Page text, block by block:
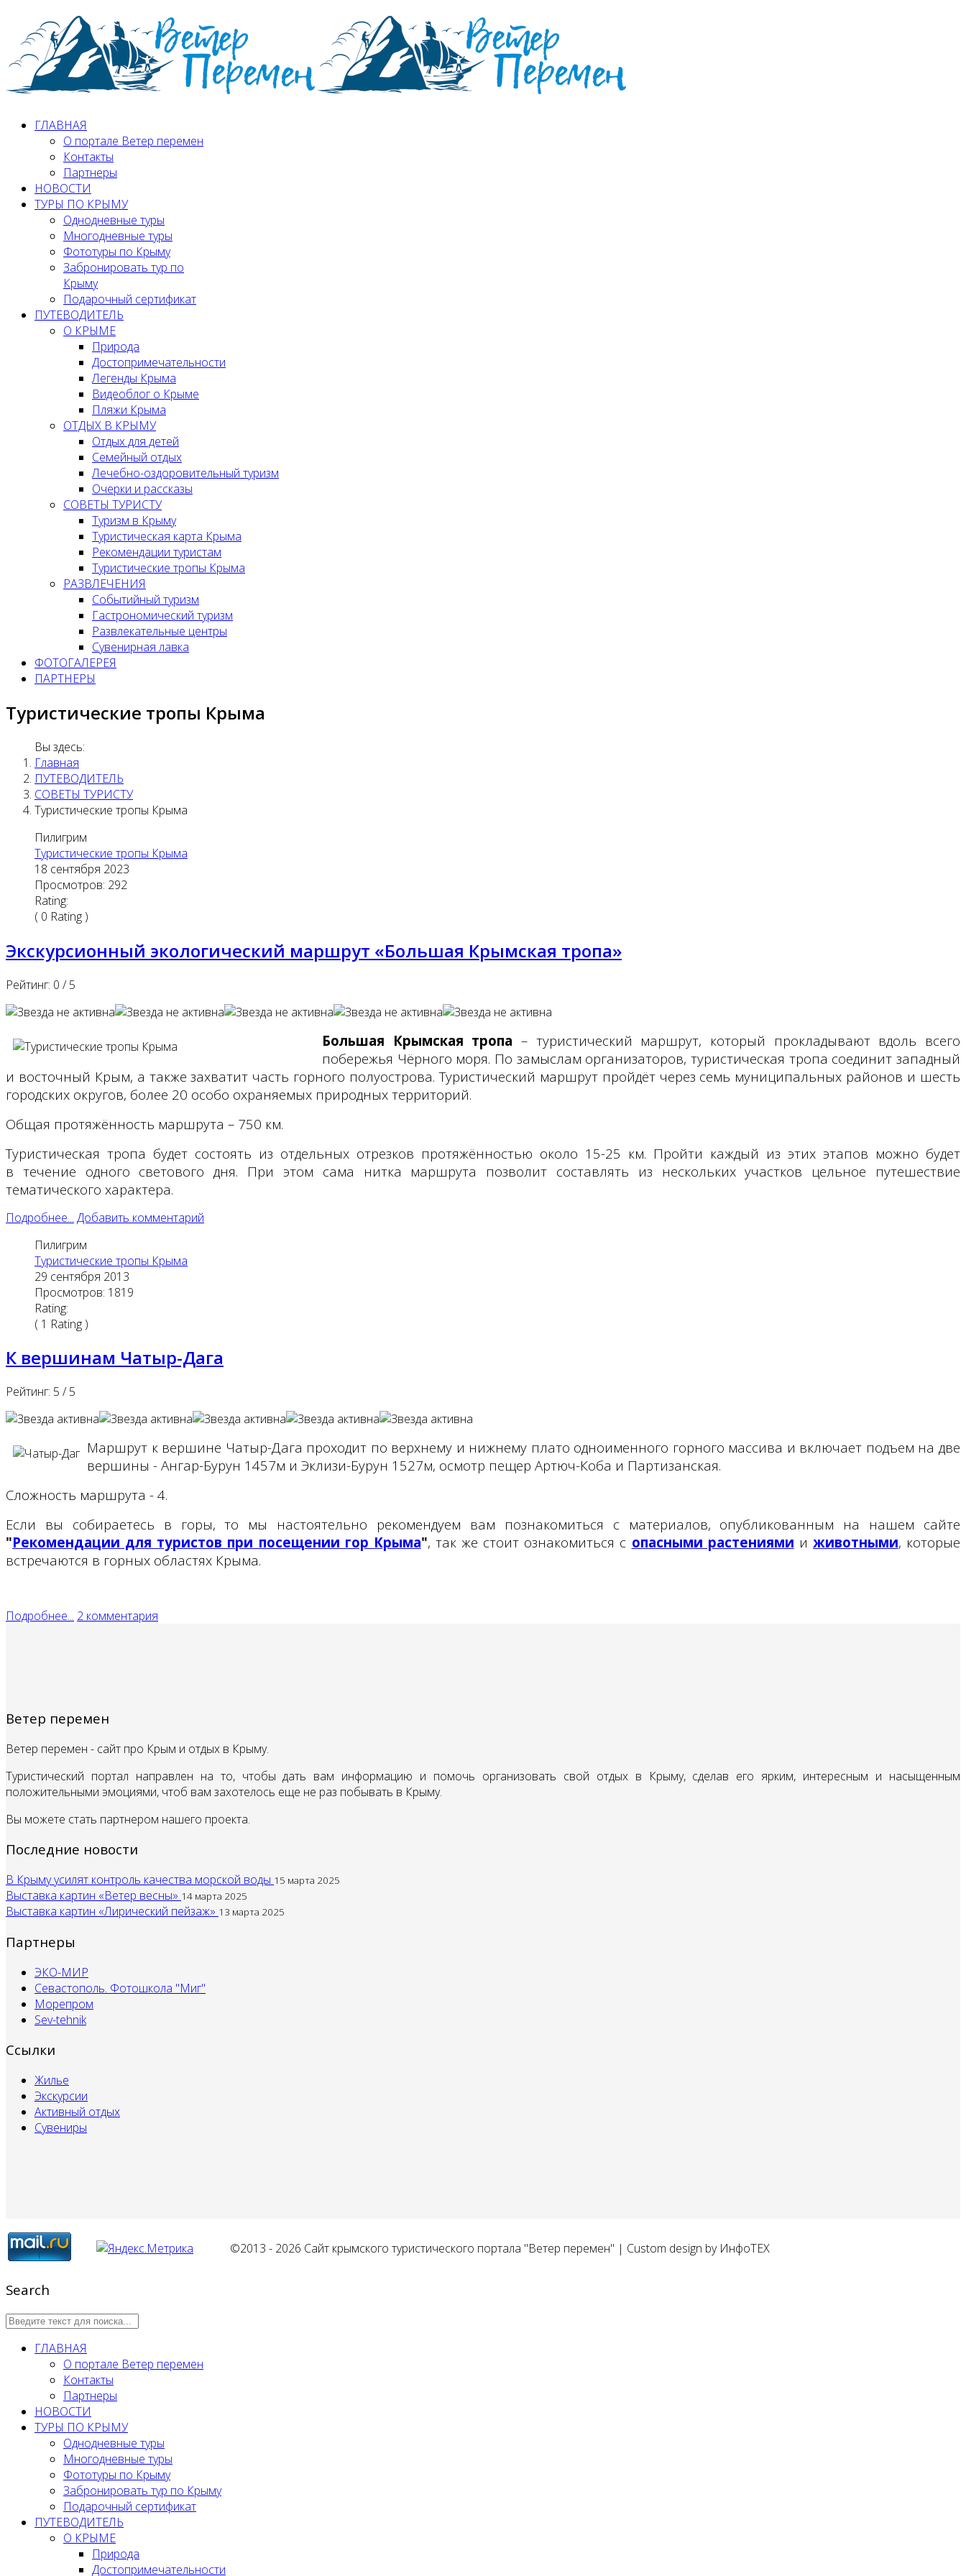
ГЛАВНАЯ
О портале Ветер перемен
Контакты
Партнеры
НОВОСТИ
ТУРЫ ПО КРЫМУ
Однодневные туры
Многодневные туры
Фототуры по Крыму
Забронировать тур по
Крыму
Подарочный сертификат
ПУТЕВОДИТЕЛЬ
О КРЫМЕ
Природа
Достопримечательности
Легенды Крыма
Видеоблог о Крыме
Пляжи Крыма
ОТДЫХ В КРЫМУ
Отдых для детей
Семейный отдых
Лечебно-оздоровительный туризм
Очерки и рассказы
СОВЕТЫ ТУРИСТУ
Туризм в Крыму
Туристическая карта Крыма
Рекомендации туристам
Туристические тропы Крыма
РАЗВЛЕЧЕНИЯ
Событийный туризм
Гастрономический туризм
Развлекательные центры
Сувенирная лавка
ФОТОГАЛЕРЕЯ
ПАРТНЕРЫ
Туристические тропы Крыма
Вы здесь:
Главная
ПУТЕВОДИТЕЛЬ
СОВЕТЫ ТУРИСТУ
Туристические тропы Крыма
Пилигрим
Туристические тропы Крыма
18 сентября 2023
Просмотров: 292
Rating:
( 0 Rating )
Экскурсионный экологический маршрут «Большая Крымская тропа»
Рейтинг: 0 /5
Большая Крымская тропа – туристический маршрут, который прокладывают вдоль всего
побережья Чёрного моря. По замыслам организаторов, туристическая тропа соединит западный
и восточный Крым, а также захватит часть горного полуострова. Туристический маршрут пройдёт через семь муниципальных районов и шесть
городских округов, более 20 особо охраняемых природных территорий.
Общая протяжённость маршрута – 750 км.
Туристическая тропа будет состоять из отдельных отрезков протяжённостью около 15-25 км. Пройти каждый из этих этапов можно будет
в течение одного светового дня. При этом сама нитка маршрута позволит составлять из нескольких участков цельное путешествие
тематического характера.
Подробнее... Добавить комментарий
Пилигрим
Туристические тропы Крыма
29 сентября 2013
Просмотров: 1819
Rating:
( 1 Rating )
К вершинам Чатыр-Дага
Рейтинг: 5 /5
Маршрут к вершине Чатыр-Дага проходит по верхнему и нижнему плато одноименного горного массива и включает подъем на две
вершины - Ангар-Бурун 1457м и Эклизи-Бурун 1527м, осмотр пещер Артюч-Коба и Партизанская.
Сложность маршрута - 4.
Если вы собираетесь в горы, то мы настоятельно рекомендуем вам познакомиться с материалов, опубликованным на нашем сайте
"Рекомендации для туристов при посещении гор Крыма", так же стоит ознакомиться с опасными растениями и животными, которые
встречаются в горных областях Крыма.
Подробнее... 2 комментария
Ветер перемен
Ветер перемен - сайт про Крым и отдых в Крыму.
Туристический портал направлен на то, чтобы дать вам информацию и помочь организовать свой отдых в Крыму, сделав его ярким, интересным и насыщенным
положительными эмоциями, чтоб вам захотелось еще не раз побывать в Крыму.
Вы можете стать партнером нашего проекта.
Последние новости
В Крыму усилят контроль качества морской воды 15 марта 2025
Выставка картин «Ветер весны» 14 марта 2025
Выставка картин «Лирический пейзаж» 13 марта 2025
Партнеры
ЭКО-МИР
Севастополь. Фотошкола "Миг"
Морепром
Sev-tehnik
Ссылки
Жилье
Экскурсии
Активный отдых
Сувениры
©2013 - 2026 Сайт крымского туристического портала "Ветер перемен" | Custom design by ИнфоТЕХ
Search
ГЛАВНАЯ
О портале Ветер перемен
Контакты
Партнеры
НОВОСТИ
ТУРЫ ПО КРЫМУ
Однодневные туры
Многодневные туры
Фототуры по Крыму
Забронировать тур по Крыму
Подарочный сертификат
ПУТЕВОДИТЕЛЬ
О КРЫМЕ
Природа
Достопримечательности